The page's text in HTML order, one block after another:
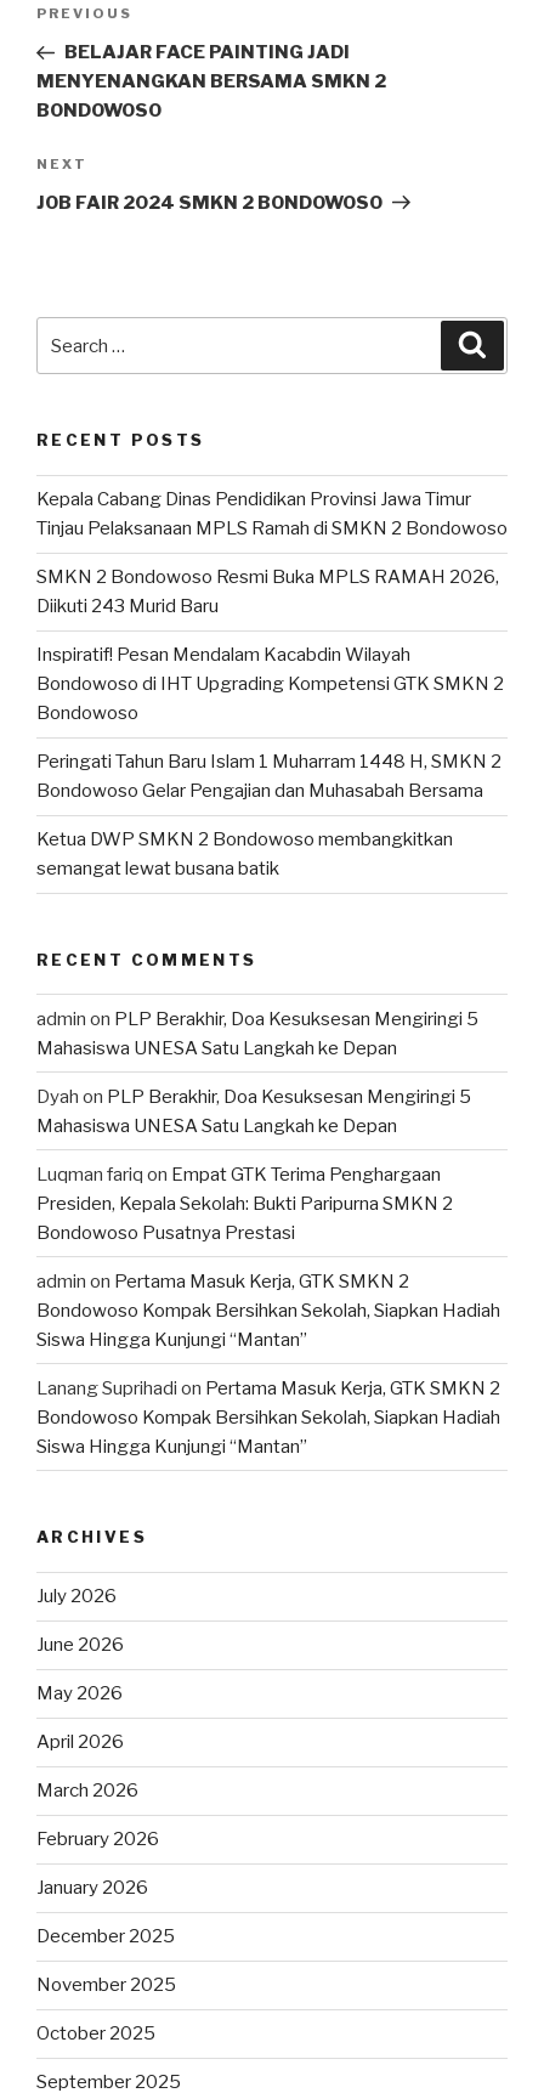
PREVIOUS
BELAJAR FACE PAINTING JADI
MENYENANGKAN BERSAMA SMKN 2
BONDOWOSO
NEXT
JOB FAIR 2024 SMKN 2 BONDOWOSO
RECENT POSTS
Kepala Cabang Dinas Pendidikan Provinsi Jawa Timur
Tinjau Pelaksanaan MPLS Ramah di SMKN 2 Bondowoso
SMKN 2 Bondowoso Resmi Buka MPLS RAMAH 2026,
Diikuti 243 Murid Baru
Inspiratif! Pesan Mendalam Kacabdin Wilayah
Bondowoso di IHT Upgrading Kompetensi GTK SMKN 2
Bondowoso
Peringati Tahun Baru Islam 1 Muharram 1448 H, SMKN 2
Bondowoso Gelar Pengajian dan Muhasabah Bersama
Ketua DWP SMKN 2 Bondowoso membangkitkan
semangat lewat busana batik
RECENT COMMENTS
admin on PLP Berakhir, Doa Kesuksesan Mengiringi 5
Mahasiswa UNESA Satu Langkah ke Depan
Dyah on PLP Berakhir, Doa Kesuksesan Mengiringi 5
Mahasiswa UNESA Satu Langkah ke Depan
Luqman fariq on Empat GTK Terima Penghargaan
Presiden, Kepala Sekolah: Bukti Paripurna SMKN 2
Bondowoso Pusatnya Prestasi
admin on Pertama Masuk Kerja, GTK SMKN 2
Bondowoso Kompak Bersihkan Sekolah, Siapkan Hadiah
Siswa Hingga Kunjungi “Mantan”
Lanang Suprihadi on Pertama Masuk Kerja, GTK SMKN 2
Bondowoso Kompak Bersihkan Sekolah, Siapkan Hadiah
Siswa Hingga Kunjungi “Mantan”
ARCHIVES
July 2026
June 2026
May 2026
April 2026
March 2026
February 2026
January 2026
December 2025
November 2025
October 2025
September 2025